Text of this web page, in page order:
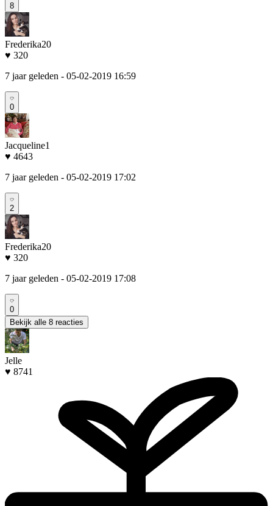
8
Frederika20
♥ 320
7 jaar geleden - 05-02-2019 16:59
0
Jacqueline1
♥ 4643
7 jaar geleden - 05-02-2019 17:02
2
Frederika20
♥ 320
7 jaar geleden - 05-02-2019 17:08
0
Bekijk alle 8 reacties
Jelle
♥ 8741